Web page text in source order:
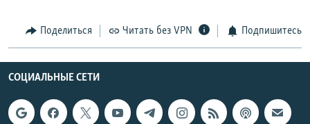
Поделиться Читать без VPN Подпишитесь
СОЦИАЛЬНЫЕ СЕТИ